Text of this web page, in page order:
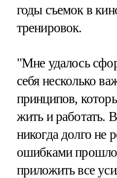
годы съемок в
тренировок.
"Мне удалось
себя несколько
принципов,
жить и работать.
никогда долго не
ошибками
приложить все